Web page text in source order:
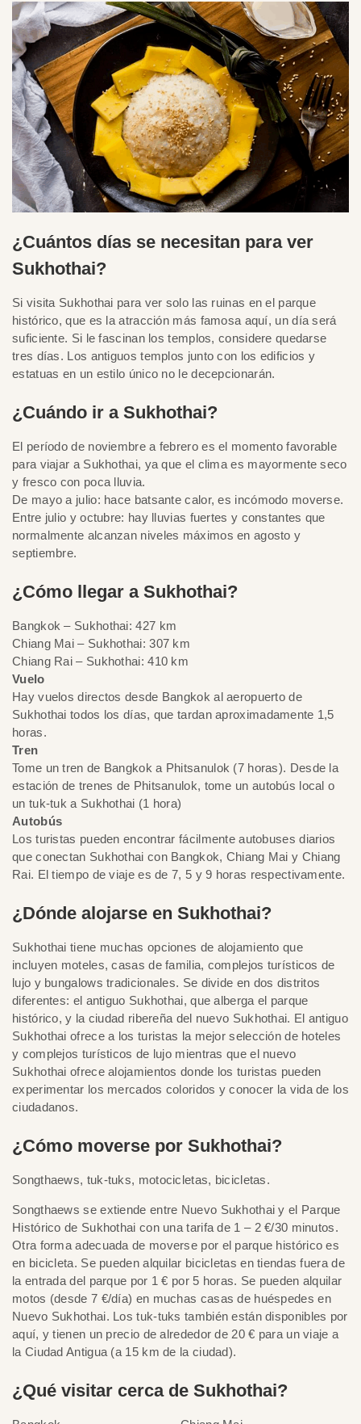
¿Cuántos días se necesitan para ver
Sukhothai?
Si visita Sukhothai para ver solo las ruinas en el parque
histórico, que es la atracción más famosa aquí, un día será
suficiente. Si le fascinan los templos, considere quedarse
tres días. Los antiguos templos junto con los edificios y
estatuas en un estilo único no le decepcionarán.
¿Cuándo ir a Sukhothai?
El período de noviembre a febrero es el momento favorable
para viajar a Sukhothai, ya que el clima es mayormente seco
y fresco con poca lluvia.
De mayo a julio: hace batsante calor, es incómodo moverse.
Entre julio y octubre: hay lluvias fuertes y constantes que
normalmente alcanzan niveles máximos en agosto y
septiembre.
¿Cómo llegar a Sukhothai?
Bangkok – Sukhothai: 427 km
Chiang Mai – Sukhothai: 307 km
Chiang Rai – Sukhothai: 410 km
Vuelo
Hay vuelos directos desde Bangkok al aeropuerto de
Sukhothai todos los días, que tardan aproximadamente 1,5
horas.
Tren
Tome un tren de Bangkok a Phitsanulok (7 horas). Desde la
estación de trenes de Phitsanulok, tome un autobús local o
un tuk-tuk a Sukhothai (1 hora)
Autobús
Los turistas pueden encontrar fácilmente autobuses diarios
que conectan Sukhothai con Bangkok, Chiang Mai y Chiang
Rai. El tiempo de viaje es de 7, 5 y 9 horas respectivamente.
¿Dónde alojarse en Sukhothai?
Sukhothai tiene muchas opciones de alojamiento que
incluyen moteles, casas de familia, complejos turísticos de
lujo y bungalows tradicionales. Se divide en dos distritos
diferentes: el antiguo Sukhothai, que alberga el parque
histórico, y la ciudad ribereña del nuevo Sukhothai. El antiguo
Sukhothai ofrece a los turistas la mejor selección de hoteles
y complejos turísticos de lujo mientras que el nuevo
Sukhothai ofrece alojamientos donde los turistas pueden
experimentar los mercados coloridos y conocer la vida de los
ciudadanos.
¿Cómo moverse por Sukhothai?
Songthaews, tuk-tuks, motocicletas, bicicletas.
Songthaews se extiende entre Nuevo Sukhothai y el Parque
Histórico de Sukhothai con una tarifa de 1 – 2 €/30 minutos.
Otra forma adecuada de moverse por el parque histórico es
en bicicleta. Se pueden alquilar bicicletas en tiendas fuera de
la entrada del parque por 1 € por 5 horas. Se pueden alquilar
motos (desde 7 €/día) en muchas casas de huéspedes en
Nuevo Sukhothai. Los tuk-tuks también están disponibles por
aquí, y tienen un precio de alrededor de 20 € para un viaje a
la Ciudad Antigua (a 15 km de la ciudad).
¿Qué visitar cerca de Sukhothai?